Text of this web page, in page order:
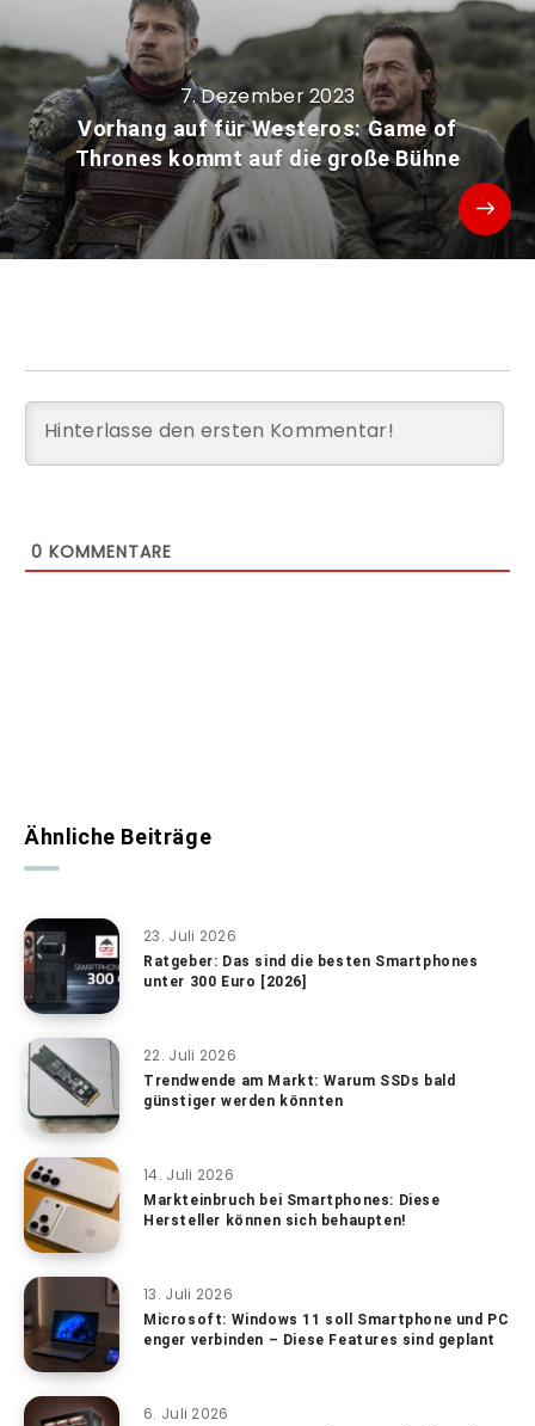
7. Dezember 2023
Vorhang auf für Westeros: Game of
Thrones kommt auf die große Bühne
0 KOMMENTARE
Ähnliche Beiträge
23. Juli 2026
Ratgeber: Das sind die besten Smartphones
unter 300 Euro [2026]
22. Juli 2026
Trendwende am Markt: Warum SSDs bald
günstiger werden könnten
14. Juli 2026
Markteinbruch bei Smartphones: Diese
Hersteller können sich behaupten!
13. Juli 2026
Microsoft: Windows 11 soll Smartphone und PC
enger verbinden – Diese Features sind geplant
6. Juli 2026